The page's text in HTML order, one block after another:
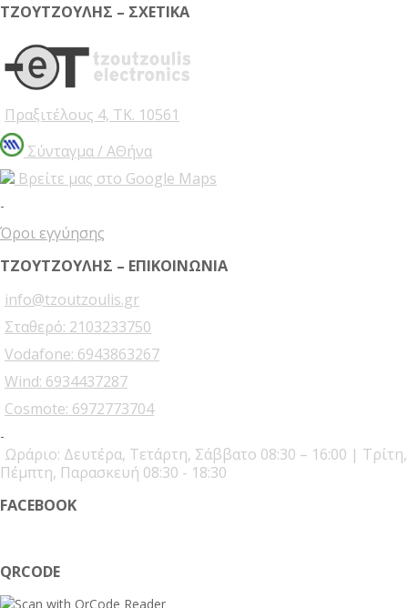
ΤΖΟΥΤΖΟΥΛΗΣ – ΣΧΕΤΙΚΑ
Πραξιτέλους 4, ΤΚ. 10561
Σύνταγμα / ΑΘήνα
Βρείτε μας στο Google Maps
-
Όροι εγγύησης
ΤΖΟΥΤΖΟΥΛΗΣ – ΕΠΙΚΟΙΝΩΝΙΑ
info@tzoutzoulis.gr
Σταθερό: 2103233750
Vodafone: 6943863267
Wind: 6934437287
Cosmote: 6972773704
-
Ωράριο: Δευτέρα, Τετάρτη, Σάββατο 08:30 – 16:00 | Τρίτη,
Πέμπτη, Παρασκευή 08:30 - 18:30
FACEBOOK
QRCODE